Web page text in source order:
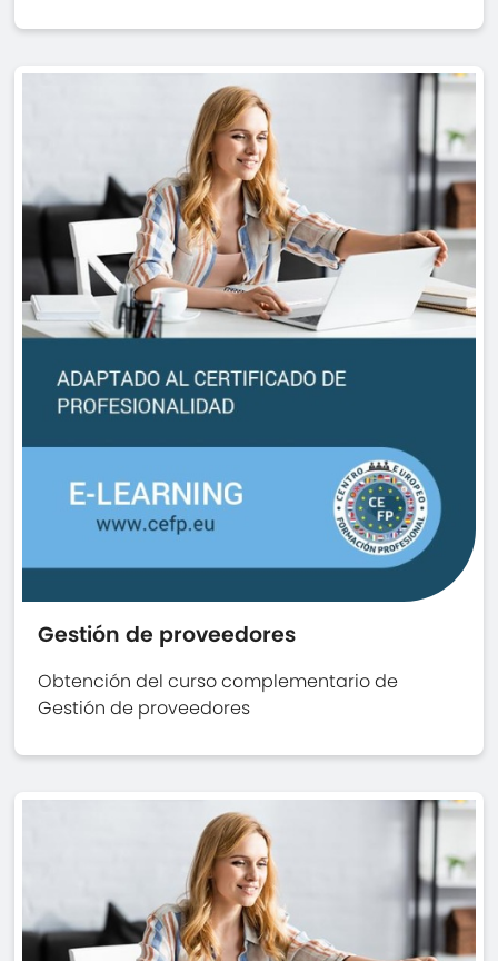
Gestión de proveedores
Obtención del curso complementario de
Gestión de proveedores